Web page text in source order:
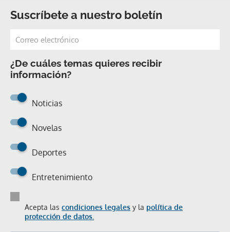
Suscríbete a nuestro boletín
¿De cuáles temas quieres recibir
información?
Noticias
Novelas
Deportes
Entretenimiento
Acepta las condiciones legales y la política de
protección de datos.